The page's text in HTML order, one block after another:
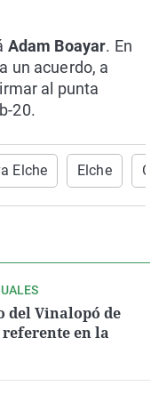
Adam Boayar. En
un acuerdo, a
al punta
20.
Elche Elche
del Vinalopó de
referente en la